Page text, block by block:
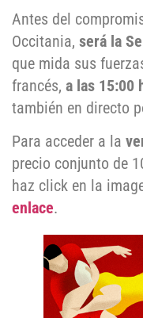
Antes del
Occitania, será la
que mida sus
francés, a las 15:00
también en directo
Para acceder a la
precio conjunto de
haz click en la
enlace.